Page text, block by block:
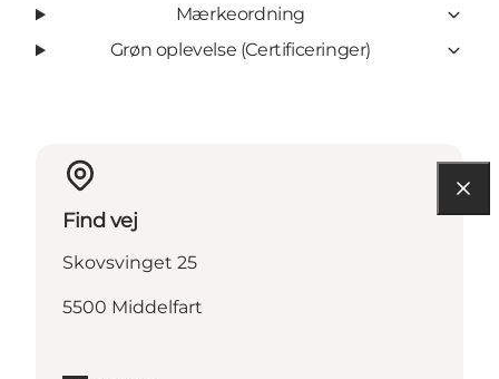
Mærkeordning
Grøn oplevelse (Certificeringer)
Find vej
Skovsvinget 25
5500 Middelfart